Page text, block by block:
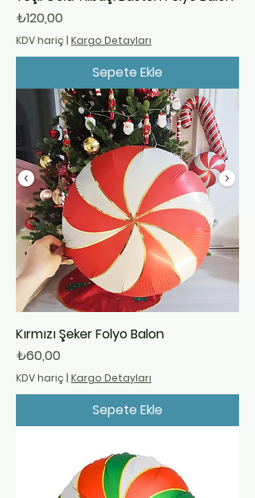
Fiyat
₺120,00
KDV hariç | Kargo Detayları
Sepete Ekle
Kırmızı Şeker Folyo Balon
Fiyat
₺60,00
KDV hariç | Kargo Detayları
Sepete Ekle